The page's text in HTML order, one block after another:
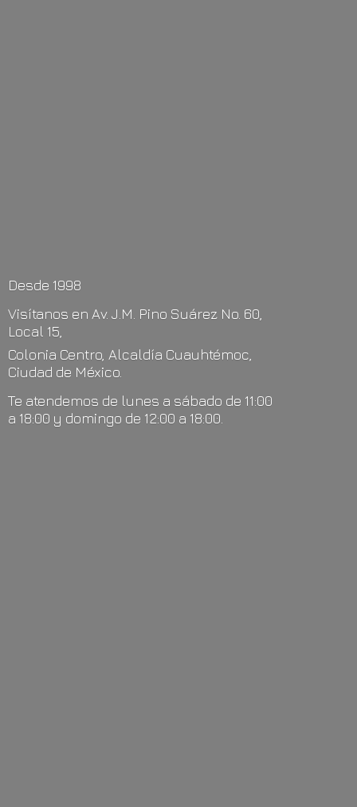
Desde 1998
Visítanos en Av. J.M. Pino Suárez No. 60,
Local 15,
Colonia Centro, Alcaldía Cuauhtémoc,
Ciudad de México.
Te atendemos de lunes a sábado de 11:00
a 18:00 y domingo de 12:00 a 18:00.